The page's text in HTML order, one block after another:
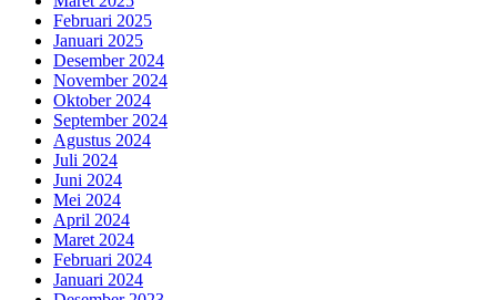
Februari 2025
Januari 2025
Desember 2024
November 2024
Oktober 2024
September 2024
Agustus 2024
Juli 2024
Juni 2024
Mei 2024
April 2024
Maret 2024
Februari 2024
Januari 2024